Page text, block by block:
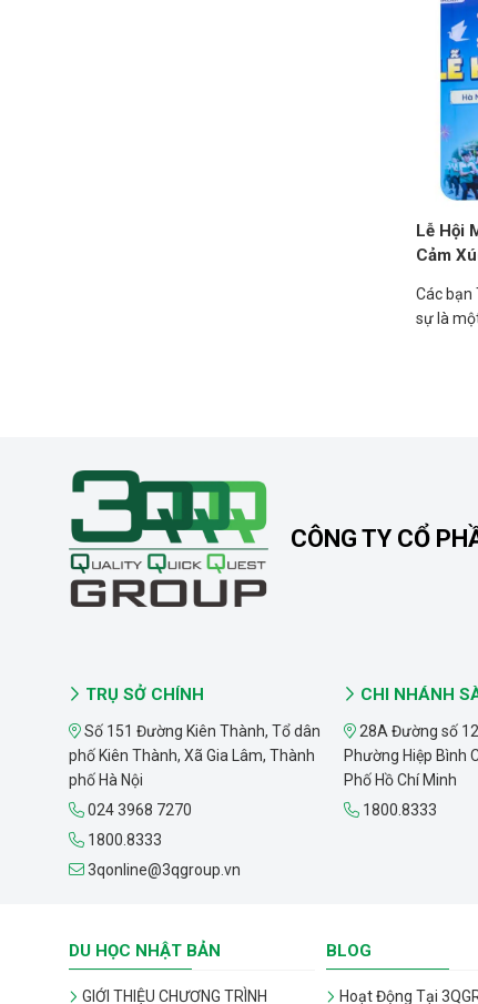
Lễ Hội
Cảm
Các bạn
sự là
CÔNG TY CỔ
TRỤ SỞ CHÍNH
Số 151 Đường Kiên Thành, Tổ dân
phố Kiên Thành, Xã Gia Lâm, Thành
phố Hà Nội
024 3968 7270
1800.8333
3qonline@3qgroup.vn
CHI NHÁNH
28A Đường số
Phường Hiệp Bình
Phố Hồ Chí Minh
1800.8333
DU HỌC NHẬT BẢN
GIỚI THIỆU CHƯƠNG TRÌNH
BLOG
Hoạt Động Tại